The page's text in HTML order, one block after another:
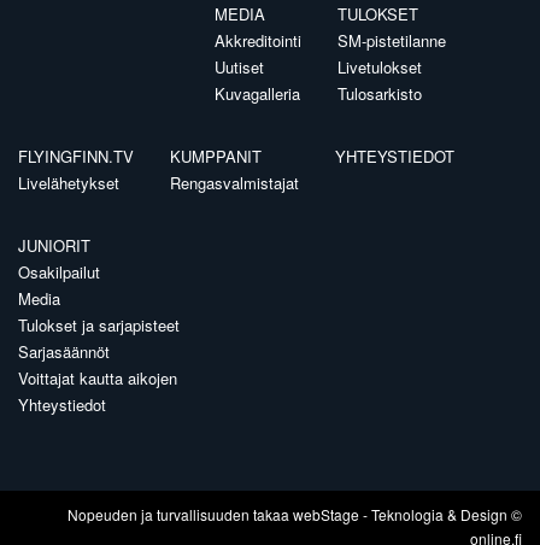
MEDIA
Akkreditointi
Uutiset
Kuvagalleria
TULOKSET
SM-pistetilanne
Livetulokset
Tulosarkisto
FLYINGFINN.TV
Livelähetykset
KUMPPANIT
Rengasvalmistajat
YHTEYSTIEDOT
JUNIORIT
Osakilpailut
Media
Tulokset ja sarjapisteet
Sarjasäännöt
Voittajat kautta aikojen
Yhteystiedot
Nopeuden ja turvallisuuden takaa webStage- Teknologia & Design ©
online.fi